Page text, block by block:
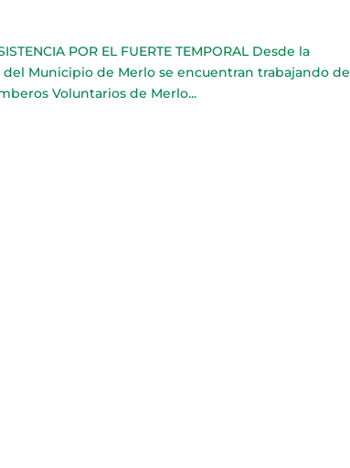
POR EL FUERTE TEMPORAL Desde la
Municipio de Merlo se encuentran trabajando de
Voluntarios de Merlo...